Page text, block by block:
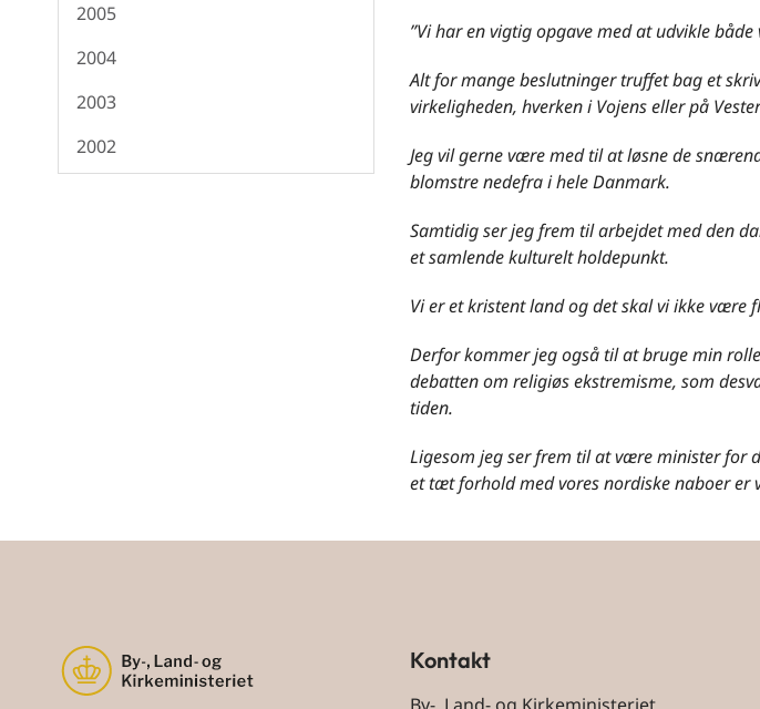
2005
2004
2003
2002
”Vi har en vigtig opgave med at udvikle
Alt for mange beslutninger truffet bag et
virkeligheden, hverken i Vojens eller på
Jeg vil gerne være med til at løsne de
blomstre nedefra i hele Danmark.
Samtidig ser jeg frem til arbejdet med den
et samlende kulturelt holdepunkt.
Vi er et kristent land og det skal vi ikke være
Derfor kommer jeg også til at bruge min
debatten om religiøs ekstremisme, som
tiden.
Ligesom jeg ser frem til at være minister for
et tæt forhold med vores nordiske naboer er
Kontakt